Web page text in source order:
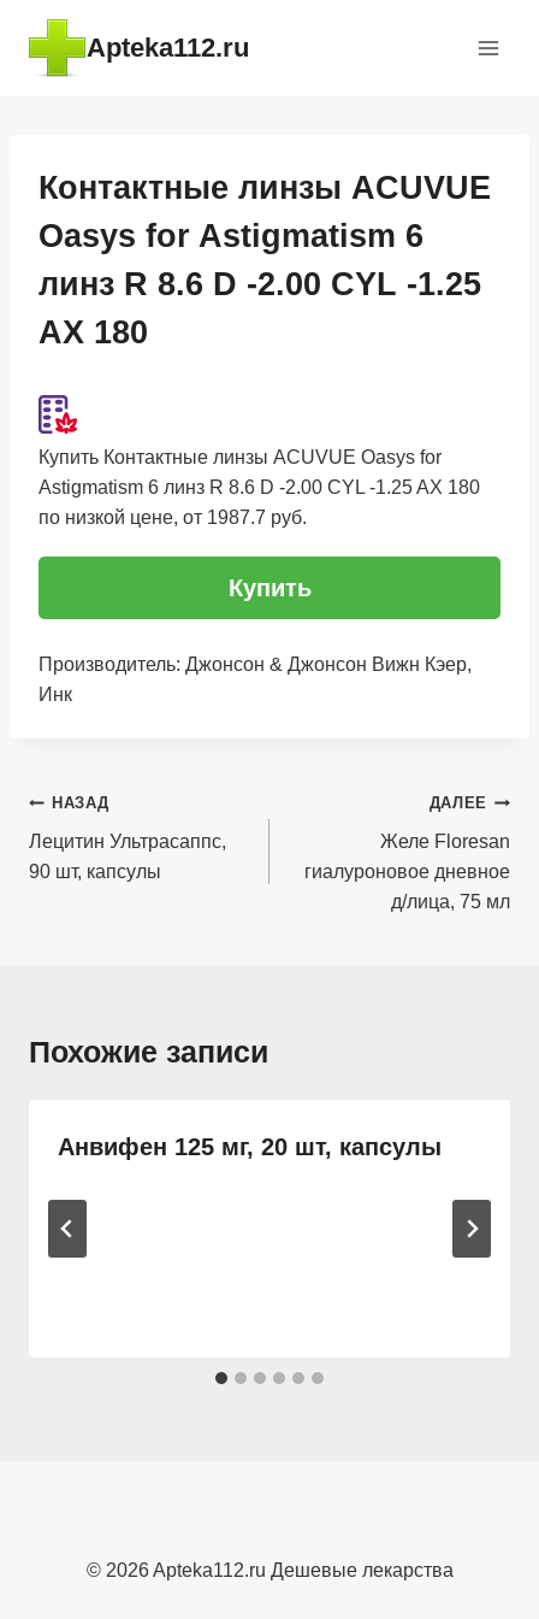
Перейти
содержимому
Apteka112.ru
Контактные линзы ACUVUE
Oasys for Astigmatism 6
линз R 8.6 D -2.00 CYL -1.25
AX 180
Купить Контактные линзы ACUVUE Oasys for
Astigmatism 6 линз R 8.6 D -2.00 CYL -1.25 AX 180
по низкой цене, от 1987.7 руб.
Купить
Производитель: Джонсон & Джонсон Вижн Кэер,
Инк
Навигация
по
записям
НАЗАД
Лецитин Ультрасаппс,
90 шт, капсулы
ДАЛЕЕ
Желе Floresan
гиалуроновое дневное
д/лица, 75 мл
Похожие записи
Анвифен 125 мг, 20 шт, капсулы
© 2026 Apteka112.ru Дешевые лекарства